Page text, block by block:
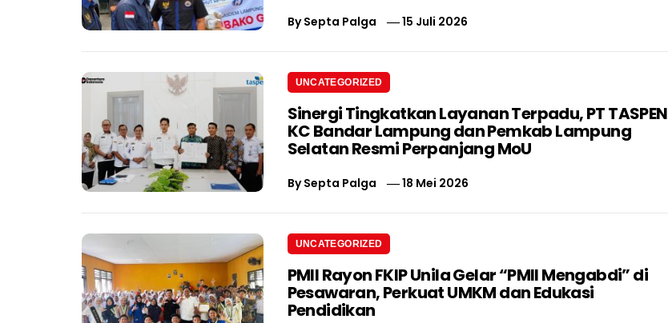
BySepta Palga 15 Juli 2026
UNCATEGORIZED
Sinergi Tingkatkan Layanan Terpadu, PT TASPEN
KC Bandar Lampung dan Pemkab Lampung
Selatan Resmi Perpanjang MoU
BySepta Palga 18 Mei 2026
UNCATEGORIZED
PMII Rayon FKIP Unila Gelar “PMII Mengabdi” di
Pesawaran, Perkuat UMKM dan Edukasi
Pendidikan